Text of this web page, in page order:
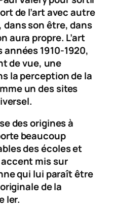
de l’art avec autre
son être, dans
aura propre. L’art
1910-1920,
de vue, une
la perception de la
un des sites
des origines à
beaucoup
des écoles et
mis sur
qui lui paraît être
de la
Ier.